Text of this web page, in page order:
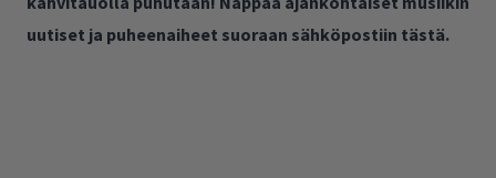
uutiset ja puheenaiheet suoraan sähköpostiin tästä.